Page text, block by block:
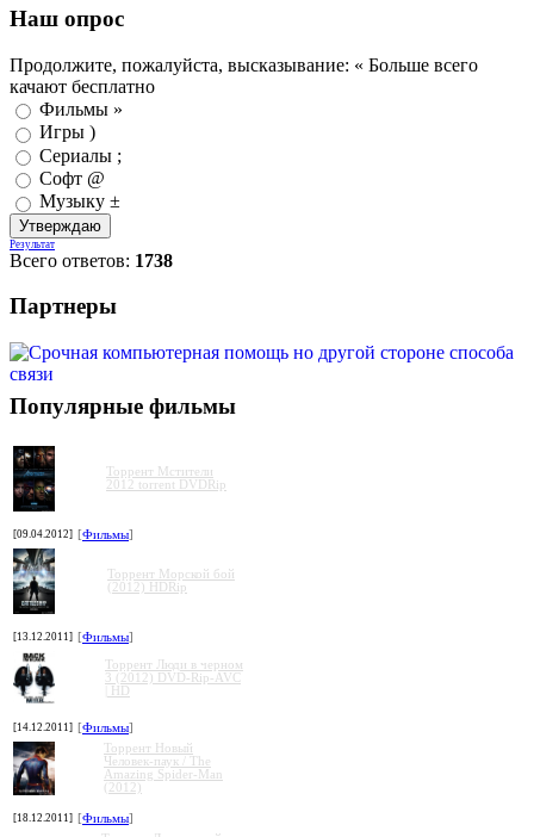
Наш опрос
Продолжите, пожалуйста, высказывание: « Больше всего
качают бесплатно
Фильмы »
Игры )
Сериалы ;
Софт @
Музыку ±
Результат
Всего ответов: 1738
Партнеры
Популярные фильмы
Торрент Мстители
2012 torrent DVDRip
[09.04.2012] [Фильмы]
Торрент Морской бой
(2012) HDRip
[13.12.2011] [Фильмы]
Торрент Люди в черном
3 (2012) DVD-Rip-AVC
| HD
[14.12.2011] [Фильмы]
Торрент Новый
Человек-паук / The
Amazing Spider-Man
(2012)
[18.12.2011] [Фильмы]